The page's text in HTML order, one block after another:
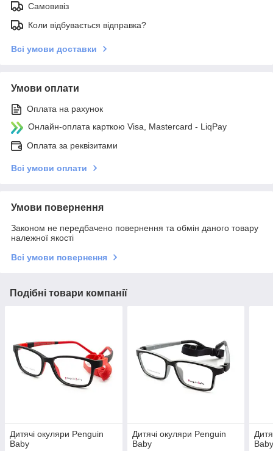
Самовивіз
Коли відбувається відправка?
Всі умови доставки
Умови оплати
Оплата на рахунок
Онлайн-оплата карткою Visa, Mastercard - LiqPay
Оплата за реквізитами
Всі умови оплати
Умови повернення
Законом не передбачено повернення та обмін даного товару
належної якості
Всі умови повернення
Подібні товари компанії
Дитячі окуляри Penguin
Baby
Дитячі окуляри Penguin
Baby